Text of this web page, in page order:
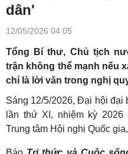
dân'
12/05/2026 04:05
Tổng Bí thư, Chủ tịch
trận không thể mạnh nếu
chỉ là lời văn trong nghị
Sáng 12/5/2026, Đại hội đại
lần thứ XI, nhiệm kỳ
Trung tâm Hội nghị Quốc